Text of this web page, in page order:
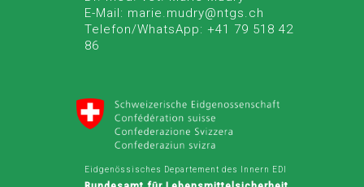
E-Mail: marie.mudry@ntgs.ch
Telefon/WhatsApp: +41 79 518 42
86
Eidgenössisches Departement des Innern EDI